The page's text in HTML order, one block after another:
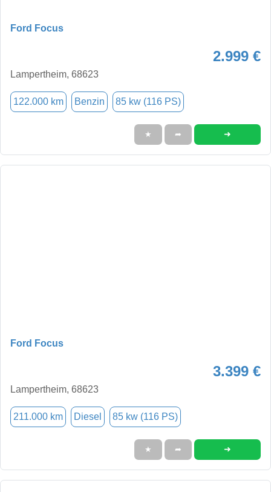
Ford Focus
2.999 €
Lampertheim, 68623
122.000 km Benzin 85 kw (116 PS)
★ ➦ ➜
Ford Focus
3.399 €
Lampertheim, 68623
211.000 km Diesel 85 kw (116 PS)
★ ➦ ➜